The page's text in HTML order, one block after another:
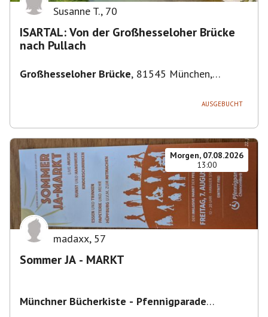
Susanne T., 70
ISARTAL: Von der Großhesseloher Brücke
nach Pullach
Großhesseloher Brücke, 81545 München,
AUSGEBUCHT
Morgen, 07.08.2026
13:00
madaxx, 57
Sommer JA - MARKT
Münchner Bücherkiste - Pfennigparade